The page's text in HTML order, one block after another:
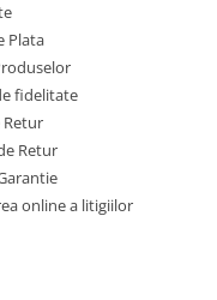
Plata
fidelitate
Retur
Retur
online a litigiilor